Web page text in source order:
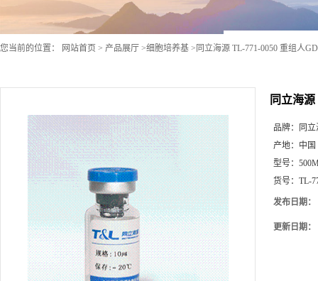
您当前的位置： 网站首页 > 产品展厅 >细胞培养基 > 同立海源 TL-771-0050 重组人
同立海
品牌：
同
产地： 中国
型号：
货号： TL-
发布日期：
更新日期：